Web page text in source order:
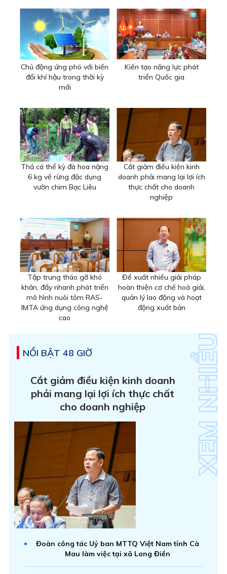
Chủ động ứng phó với biến
đổi khí hậu trong thời kỳ
mới
Kiến tạo năng lực phát
triển Quốc gia
Thả cá thể kỳ đà hoa nặng
6 kg về rừng đặc dụng
vườn chim Bạc Liêu
Cắt giảm điều kiện kinh
doanh phải mang lại lợi ích
thực chất cho doanh
nghiệp
Tập trung tháo gỡ khó
khăn, đẩy nhanh phát triển
mô hình nuôi tôm RAS-
IMTA ứng dụng công nghệ
cao
Đề xuất nhiều giải pháp
hoàn thiện cơ chế hoà giải,
quản lý lao động và hoạt
động xuất bản
NỔI BẬT 48 GIỜ
Cắt giảm điều kiện kinh doanh
phải mang lại lợi ích thực chất
cho doanh nghiệp
Đoàn công tác Uỷ ban MTTQ Việt Nam tỉnh Cà
Mau làm việc tại xã Long Điền